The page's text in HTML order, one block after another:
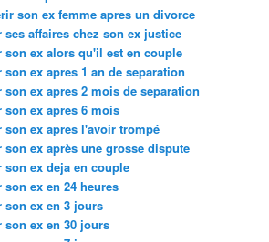
son ex femme apres un divorce
affaires chez son ex justice
son ex alors qu'il est en couple
ex apres 1 an de separation
ex apres 2 mois de separation
son ex apres 6 mois
son ex apres l'avoir trompé
son ex après une grosse dispute
son ex deja en couple
ex en 24 heures
son ex en 3 jours
son ex en 30 jours